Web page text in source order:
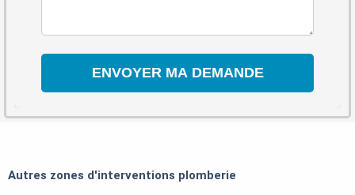
Autres zones d'interventions plomberie